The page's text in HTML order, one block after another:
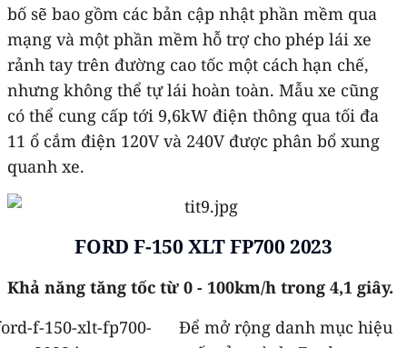
bố sẽ bao gồm các bản cập nhật phần mềm qua
mạng và một phần mềm hỗ trợ cho phép lái xe
rảnh tay trên đường cao tốc một cách hạn chế,
nhưng không thể tự lái hoàn toàn. Mẫu xe cũng
có thể cung cấp tới 9,6kW điện thông qua tối đa
11 ổ cắm điện 120V và 240V được phân bổ xung
quanh xe.
FORD F-150 XLT FP700 2023
Khả năng tăng tốc từ 0 - 100km/h trong 4,1 giây.
Để mở rộng danh mục hiệu